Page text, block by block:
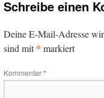
Schreibe einen
Deine E-Mail-Adresse
sind mit* markiert
Kommentar*